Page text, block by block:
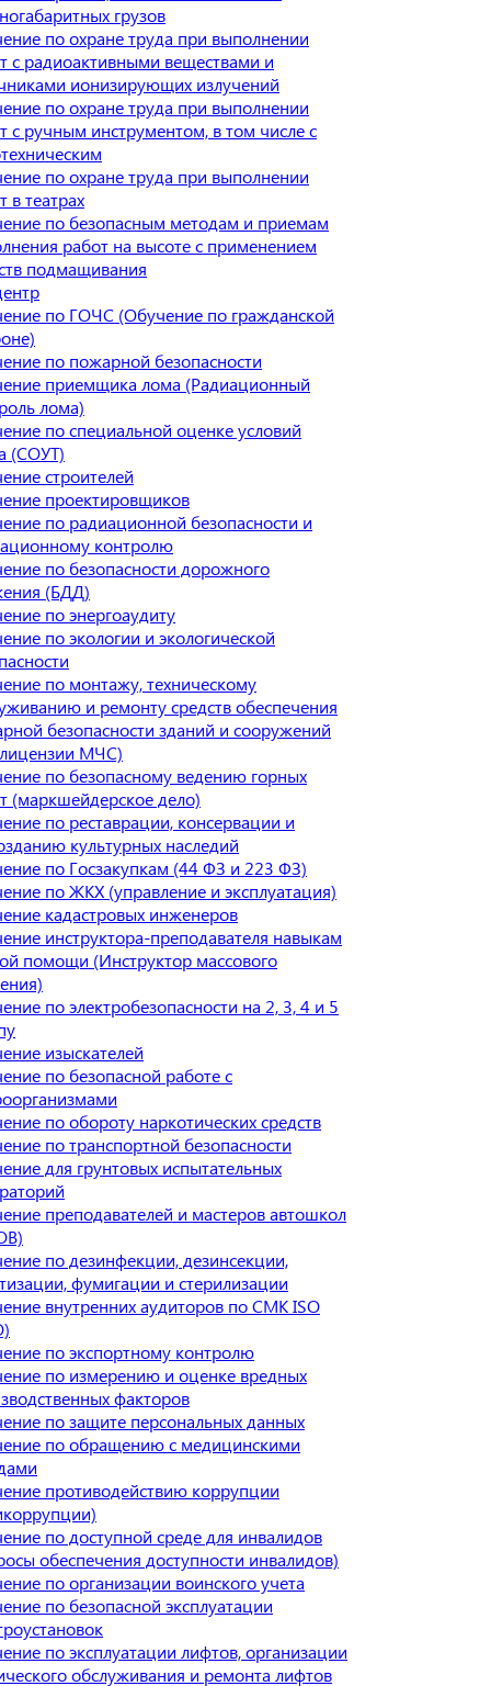
грузов
по охране труда при выполнении
с радиоактивными веществами и
ионизирующих излучений
по охране труда при выполнении
с ручным инструментом, в том числе с
по охране труда при выполнении
в театрах
по безопасным методам и приемам
работ на высоте с применением
подмащивания
по ГОЧС (Обучение по гражданской
по пожарной безопасности
приемщика лома (Радиационный
лома)
по специальной оценке условий
(СОУТ)
строителей
проектировщиков
по радиационной безопасности и
контролю
по безопасности дорожного
(БДД)
по энергоаудиту
по экологии и экологической
по монтажу, техническому
и ремонту средств обеспечения
безопасности зданий и сооружений
МЧС)
по безопасному ведению горных
(маркшейдерское дело)
по реставрации, консервации и
культурных наследий
по Госзакупкам (44 ФЗ и 223 ФЗ)
по ЖКХ (управление и эксплуатация)
кадастровых инженеров
инструктора-преподавателя навыкам
помощи (Инструктор массового
по электробезопасности на 2, 3, 4 и 5
изыскателей
по безопасной работе с
по обороту наркотических средств
по транспортной безопасности
для грунтовых испытательных
преподавателей и мастеров автошкол
по дезинфекции, дезинсекции,
фумигации и стерилизации
внутренних аудиторов по СМК ISO
по экспортному контролю
по измерению и оценке вредных
факторов
по защите персональных данных
по обращению с медицинскими
противодействию коррупции
по доступной среде для инвалидов
обеспечения доступности инвалидов)
по организации воинского учета
по безопасной эксплуатации
по эксплуатации лифтов, организации
обслуживания и ремонта лифтов